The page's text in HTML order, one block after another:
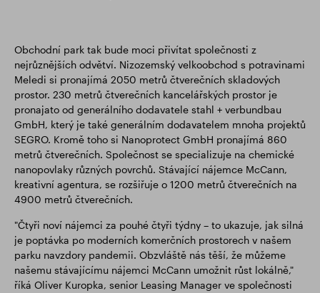
Obchodní park tak bude moci přivítat společnosti z
nejrůznějších odvětví. Nizozemský velkoobchod s potravinami
Meledi si pronajímá 2050 metrů čtverečních skladových
prostor. 230 metrů čtverečních kancelářských prostor je
pronajato od generálního dodavatele stahl + verbundbau
GmbH, který je také generálním dodavatelem mnoha projektů
SEGRO. Kromě toho si Nanoprotect GmbH pronajímá 860
metrů čtverečních. Společnost se specializuje na chemické
nanopovlaky různých povrchů. Stávající nájemce McCann,
kreativní agentura, se rozšiřuje o 1200 metrů čtverečních na
4900 metrů čtverečních.
"Čtyři noví nájemci za pouhé čtyři týdny – to ukazuje, jak silná
je poptávka po moderních komerčních prostorech v našem
parku navzdory pandemii. Obzvláště nás těší, že můžeme
našemu stávajícímu nájemci McCann umožnit růst lokálně,"
říká Oliver Kuropka, senior Leasing Manager ve společnosti